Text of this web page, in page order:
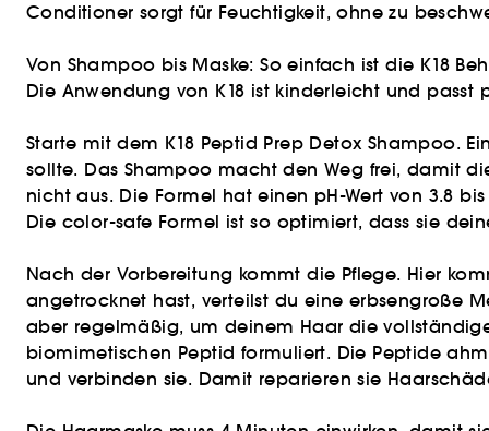
Conditioner sorgt für Feuchtigkeit, ohne zu
Von Shampoo bis Maske: So einfach ist die K18
Die Anwendung von K18 ist kinderleicht und passt
Starte mit dem K18 Peptid Prep Detox Shampoo.
sollte. Das Shampoo macht den Weg frei, damit
nicht aus. Die Formel hat einen pH-Wert von 3.8
Die color-safe Formel ist so optimiert, dass sie
Nach der Vorbereitung kommt die Pflege. Hier
angetrocknet hast, verteilst du eine erbsengroße
aber regelmäßig, um deinem Haar die
biomimetischen Peptid formuliert. Die Peptide
und verbinden sie. Damit reparieren sie